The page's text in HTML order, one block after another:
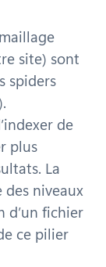
site) sont
spiders
de
plus
La
des niveaux
d’un fichier
ce pilier